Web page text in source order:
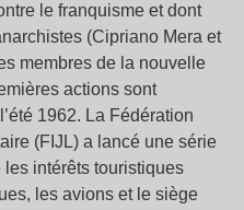
le franquisme et dont
(Cipriano Mera et
membres de la nouvelle
actions sont
1962. La Fédération
(FIJL) a lancé une série
les intérêts touristiques
les avions et le siège